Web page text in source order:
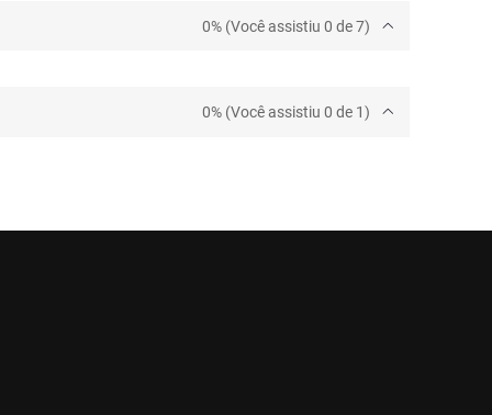
0% (Você assistiu 0 de 7)
0% (Você assistiu 0 de 1)